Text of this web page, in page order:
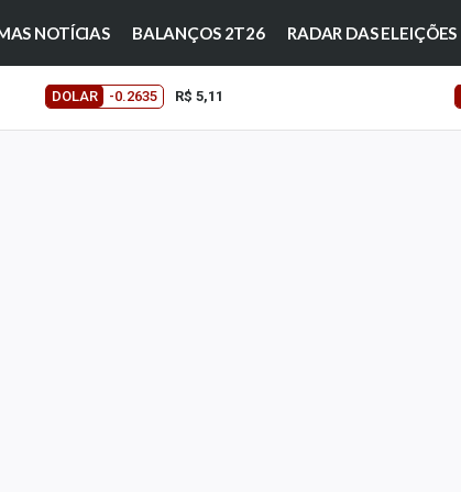
NOTÍCIAS BALANÇOS 2T26 RADAR DAS ELEIÇÕES
DOLAR -0.2635 R$ 5,11